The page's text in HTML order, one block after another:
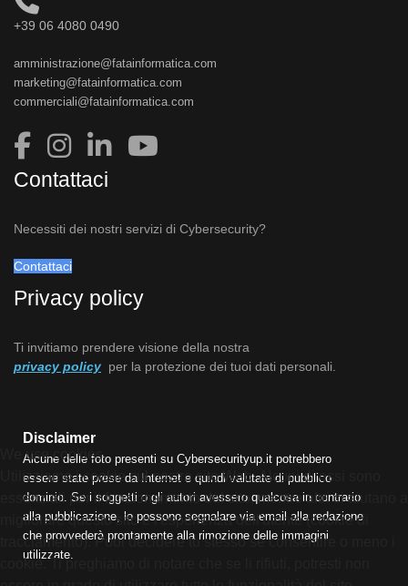
+39 06 4080 0490
amministrazione@fatainformatica.com
marketing@fatainformatica.com
commerciali@fatainformatica.com
Contattaci
Necessiti dei nostri servizi di Cybersecurity?
Contattaci
Privacy policy
Ti invitiamo prendere visione della nostra
privacy policy per la protezione dei tuoi dati personali.
Disclaimer
Alcune delle foto presenti su Cybersecurityup.it potrebbero
essere state prese da Internet e quindi valutate di pubblico
dominio. Se i soggetti o gli autori avessero qualcosa in contrario
alla pubblicazione, lo possono segnalare via email alla redazione
che provvederà prontamente alla rimozione delle immagini
utilizzate.
We use cookies
Utilizziamo i cookie sul nostro sito Web. Alcuni di essi sono
essenziali per il funzionamento del sito, mentre altri ci aiutano a
migliorare questo sito e l'esperienza dell'utente (cookie di
tracciamento). Puoi decidere tu stesso se consentire o meno i
cookie. Ti preghiamo di notare che se li rifiuti, potresti non